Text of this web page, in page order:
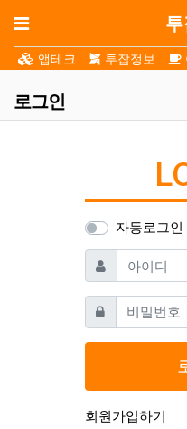
메뉴
앱테크 투잡정보
로그인
자동로그인
아이디
필수
비밀번호필수
회원가입하기